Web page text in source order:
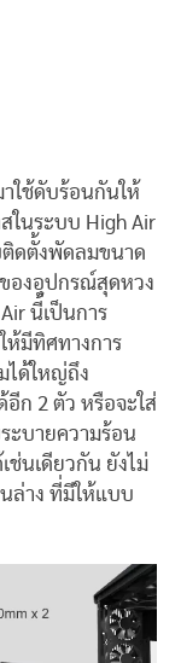
าใช้ดับร้อนกันให้
ในระบบ High Air
ติดตั้งพัดลมขนาด
องอุปกรณ์สุดหวง
นี้เป็นการ
ห้มีทิศทางการ
ได้ใหญ่ถึง
ก 2 ตัว หรือจะใส่
ะบายความร้อน
ช่นเดียวกัน ยังไม่
ล่าง ที่มีให้แบบ